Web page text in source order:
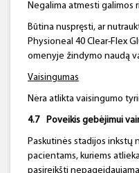
Negalima atmesti galimos
Būtina nuspręsti, ar
Physioneal 40 Clear-Flex
omenyje žindymo naudą
Vaisingumas
Nėra atlikta vaisingumo
4.7 Poveikis gebėjimui
Paskutinės stadijos inkstų
pacientams, kuriems
pasireikšti